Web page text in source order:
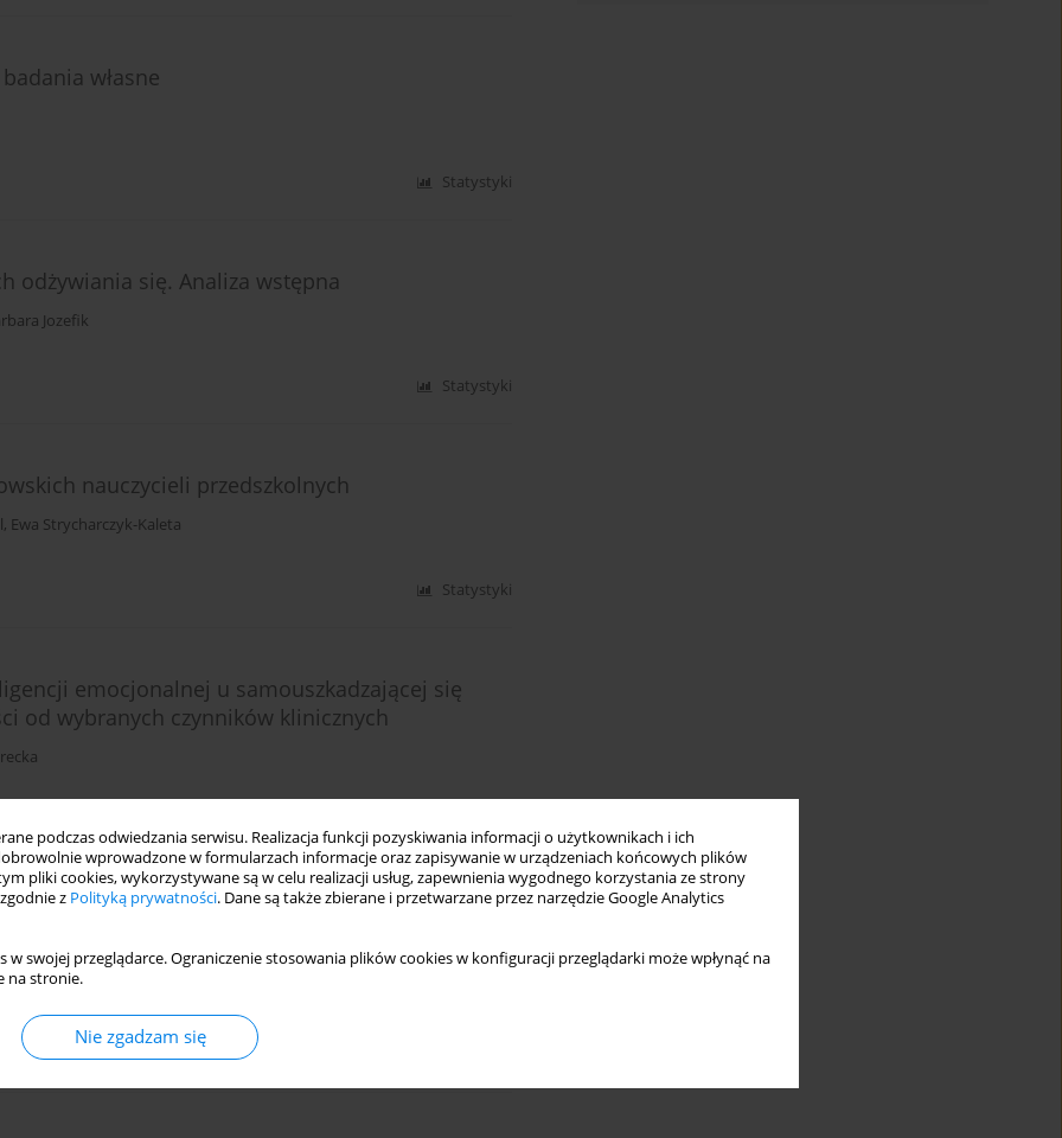
podczas odwiedzania serwisu. Realizacja funkcji pozyskiwania informacji o użytkownikach i ich
wprowadzone w formularzach informacje oraz zapisywanie w urządzeniach końcowych plików
pliki cookies, wykorzystywane są w celu realizacji usług, zapewnienia wygodnego korzystania ze strony
z Polityką prywatności. Dane są także zbierane i przetwarzane przez narzędzie Google Analytics
w swojej przeglądarce. Ograniczenie stosowania plików cookies w konfiguracji przeglądarki może wpłynąć na
na stronie.
Nie zgadzam się
własne
Statystyki
odżywiania się. Analiza wstępna
Jozefik
Statystyki
nauczycieli przedszkolnych
, Ewa Strycharczyk-Kaleta
Statystyki
emocjonalnej u samouszkadzającej się
od wybranych czynników klinicznych
dojrzewania – czynniki subiektywne po stronie